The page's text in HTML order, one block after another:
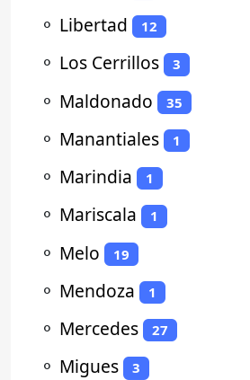
⚬ Libertad 12
⚬ Los Cerrillos 3
⚬ Maldonado 35
⚬ Manantiales 1
⚬ Marindia 1
⚬ Mariscala 1
⚬ Melo 19
⚬ Mendoza 1
⚬ Mercedes 27
⚬ Migues 3